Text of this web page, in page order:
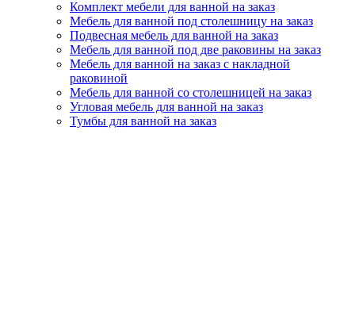
Комплект мебели для ванной на заказ
Мебель для ванной под столешницу на заказ
Подвесная мебель для ванной на заказ
Мебель для ванной под две раковины на заказ
Мебель для ванной на заказ с накладной
раковиной
Мебель для ванной со столешницей на заказ
Угловая мебель для ванной на заказ
Тумбы для ванной на заказ